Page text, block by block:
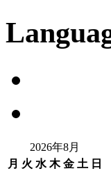
2026年8月
月 火 水 木 金 土 日